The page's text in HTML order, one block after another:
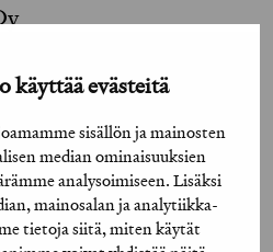
käyttää evästeitä
sisällön ja mainosten
median ominaisuuksien
analysoimiseen. Lisäksi
mainosalan ja analytiikka-
tietoja siitä, miten käytät
was also influenced by